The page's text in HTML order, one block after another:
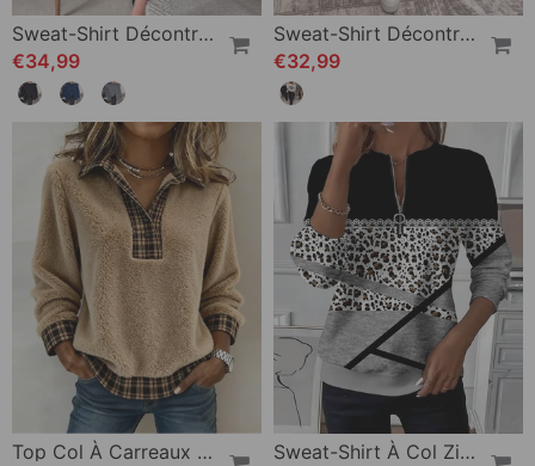
Sweat-Shirt Décontracté À Col Rond Et Fente De Couleur Unie
€34,99
Sweat-Shirt Décontracté À Col En V Avec Imprimé Lettre
€32,99
Top Col À Carreaux Patchwork Couleur Unie
Sweat-Shirt À Col Zippé Imprimé